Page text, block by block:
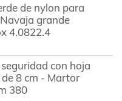
de nylon para
grande
4.0822.4
con hoja
8 cm - Martor
380